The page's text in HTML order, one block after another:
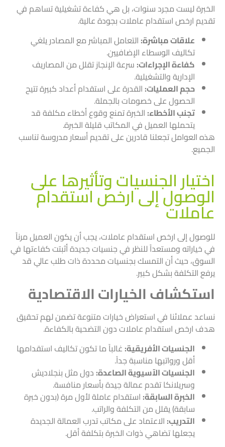
الخبرة ليست مجرد سنوات، بل هي كفاءة تشغيلية تساهم في
تقديم ارخص استقدام عاملات بجودة عالية.
علاقات مباشرة:التعامل المباشر مع المصادر يلغي
تكاليف الوسطاء الإضافيين.
كفاءة الإجراءات:سرعة الإنجاز تقلل من المصاريف
الإدارية والتشغيلية.
حجم العمليات:القدرة على استقدام أعداد كبيرة تتيح
الحصول على خصومات بالجملة.
تجنب الأخطاء:الخبرة تمنع وقوع أخطاء مكلفة قد
يتحملها العميل في المكاتب قليلة الخبرة.
هذه العوامل تجعلنا قادرين على تقديم أسعار مدروسة تناسب
الجميع.
اختيار الجنسيات وتأثيرها على
الوصول إلى ارخص استقدام
عاملات
للوصول إلى ارخص استقدام عاملات، يجب أن يكون العميل مرناً
في خياراته ومستعداً للنظر في جنسيات جديدة أثبتت كفاءتها في
السوق، حيث أن التمسك بجنسيات محددة ذات طلب عالي قد
يرفع التكلفة بشكل كبير.
استكشاف الخيارات الاقتصادية
نساعد عملائنا في استعراض خيارات متنوعة تضمن لهم تحقيق
هدف ارخص استقدام عاملات دون التضحية بالكفاءة.
الجنسيات الأفريقية:غالباً ما تكون تكاليف استقدامها
أقل ورواتبها مناسبة جداً.
الجنسيات الآسيوية الصاعدة:دول مثل بنجلاديش
وسريلانكا تقدم عمالة جيدة بأسعار منافسة.
الخبرة السابقة:استقدام عاملة لأول مرة (بدون خبرة
سابقة) يقلل من التكلفة والراتب.
التدريب:الاعتماد على مكاتب تدرب العمالة الجديدة
يجعلها تضاهي ذوات الخبرة بتكلفة أقل.